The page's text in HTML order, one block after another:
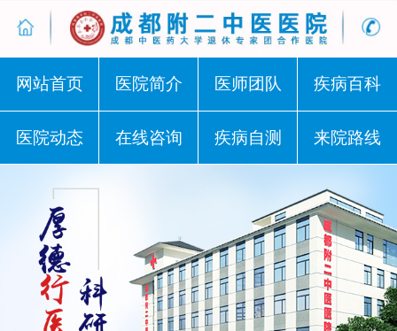
网站首页 医院简介 医师团队 疾病百科
医院动态 在线咨询 疾病自测 来院路线